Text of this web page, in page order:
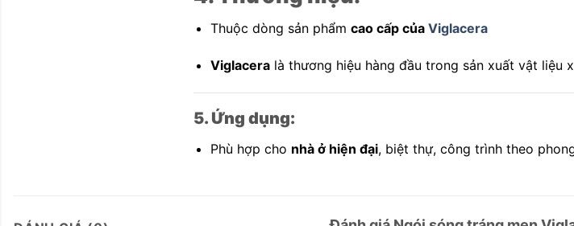
Thuộc dòng sản phẩmcao cấp củaViglacera
Viglacera là thương hiệu hàng đầu trong sản xuất vật liệu
5. Ứng dụng:
Phù hợp cho nhà ở hiện đại, biệt thự, công trình theo